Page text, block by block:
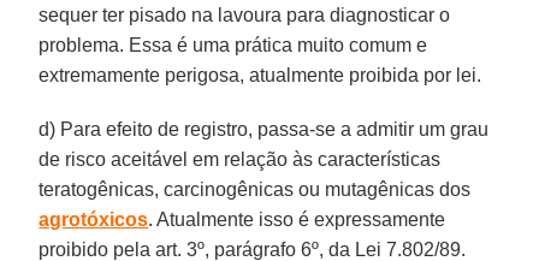
sequer ter pisado na lavoura para diagnosticar o
problema. Essa é uma prática muito comum e
extremamente perigosa, atualmente proibida por lei.
d) Para efeito de registro, passa-se a admitir um grau
de risco aceitável em relação às características
teratogênicas, carcinogênicas ou mutagênicas dos
agrotóxicos. Atualmente isso é expressamente
proibido pela art. 3º, parágrafo 6º, da Lei 7.802/89.